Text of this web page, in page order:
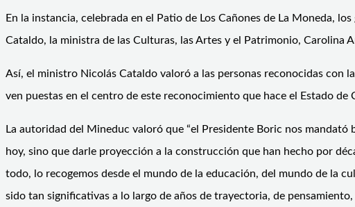
En la instancia, celebrada en el Patio de Los Cañones de La Moneda,
Cataldo, la ministra de las Culturas, las Artes y el Patrimonio, Carolina
Así, el ministro Nicolás Cataldo valoró a las personas reconocidas con
ven puestas en el centro de este reconocimiento que hace el Estado de
La autoridad del Mineduc valoró que “el Presidente Boric nos
hoy, sino que darle proyección a la construcción que han hecho por
todo, lo recogemos desde el mundo de la educación, del mundo de la
sido tan significativas a lo largo de años de trayectoria, de